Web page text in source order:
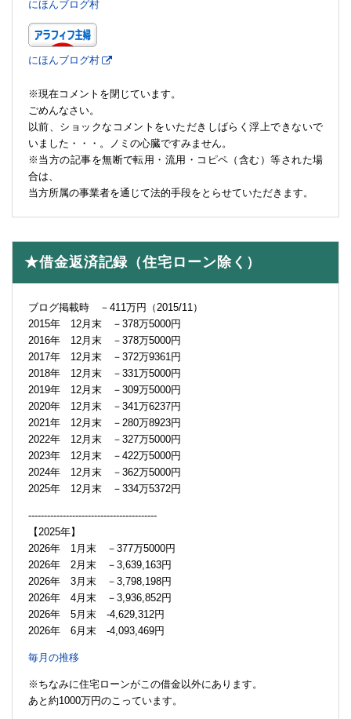
にほんブログ村
にほんブログ村
※現在コメントを閉じています。
ごめんなさい。
以前、ショックなコメントをいただきしばらく浮上できないで
いました・・・。ノミの心臓ですみません。
※当方の記事を無断で転用・流用・コピペ（含む）等された場
合は、
当方所属の事業者を通じて法的手段をとらせていただきます。
★借金返済記録（住宅ローン除く）
ブログ掲載時 －411万円（2015/11）
2015年 12月末 －378万5000円
2016年 12月末 －378万5000円
2017年 12月末 －372万9361円
2018年 12月末 －331万5000円
2019年 12月末 －309万5000円
2020年 12月末 －341万6237円
2021年 12月末 －280万8923円
2022年 12月末 －327万5000円
2023年 12月末 －422万5000円
2024年 12月末 －362万5000円
2025年 12月末 －334万5372円
-----------------------------------------
【2025年】
2026年 1月末 －377万5000円
2026年 2月末 －3,639,163円
2026年 3月末 －3,798,198円
2026年 4月末 －3,936,852円
2026年 5月末 -4,629,312円
2026年 6月末 -4,093,469円
毎月の推移
※ちなみに住宅ローンがこの借金以外にあります。
あと約1000万円のこっています。